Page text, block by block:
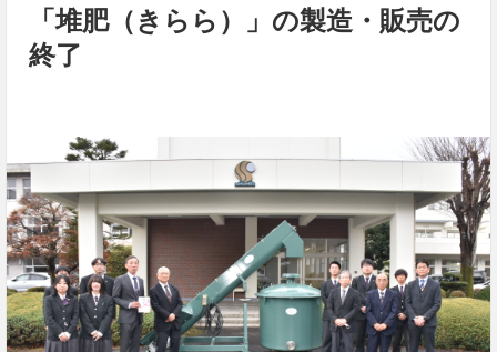
「堆肥（きらら）」の製造・販売の
終了